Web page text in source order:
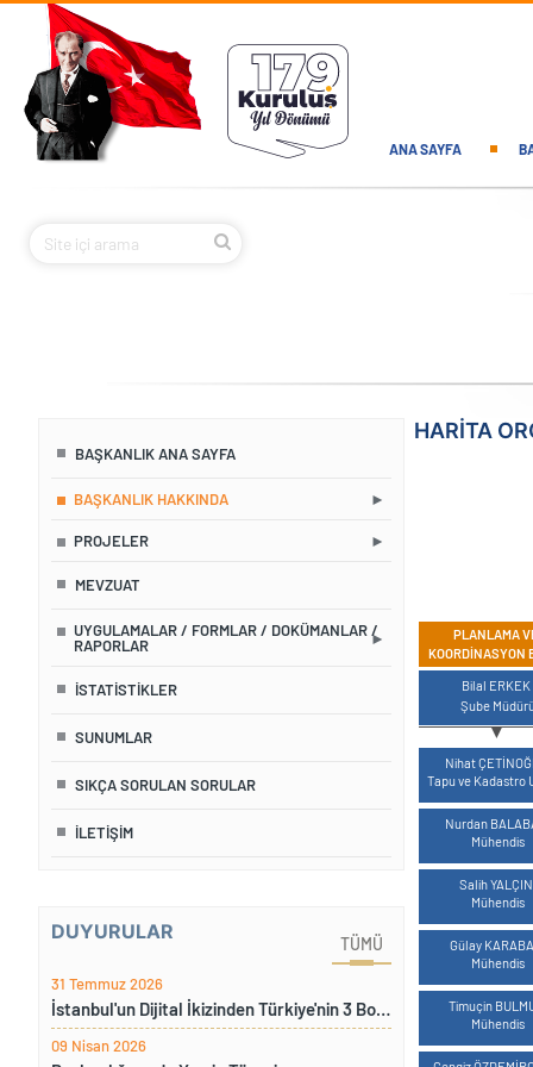
Ana içeriğe atla
Main
ANA SAYFA
BAŞKANLIK ANA SAYFA
BAŞKANLIK HAKKINDA
PROJELER
MEVZUAT
UYGULAMALAR / FORMLAR / DOKÜMANLAR /
RAPORLAR
İSTATISTIKLER
SUNUMLAR
SIKÇA SORULAN SORULAR
İLETIŞIM
DUYURULAR
TÜMÜ
31 Temmuz 2026
İstanbul'un Dijital İkizinden Türkiye'nin 3 Boyutlu Kadastrosuna: TKGM'den Öncü Adım
09 Nisan 2026
HARITA
Bilal ERKEK
Şube
PLANLAMA
KOORDINASYON
Nihat
Tapu ve Kadastro
MAVİ
Nurdan
Mühendis
MAVİ
Salih YALÇIN
Mühendis
MAVİ
Gülay
Mühendis
MAVİ
Timuçin
Mühendis
MAVİ